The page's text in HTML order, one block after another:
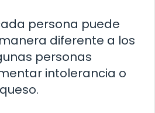
persona puede
diferente a los
personas
intolerancia o